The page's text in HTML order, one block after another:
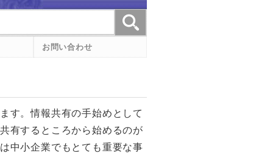
す。情報共有の手始めとして
有するところから始めるのが
中小企業でもとても重要な事
お問い合わせ